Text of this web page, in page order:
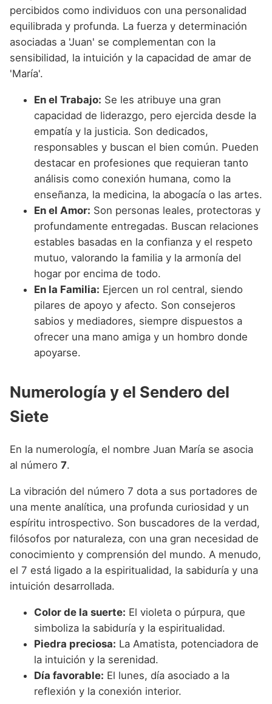
percibidos como individuos con una personalidad
equilibrada y profunda. La fuerza y determinación
asociadas a 'Juan' se complementan con la
sensibilidad, la intuición y la capacidad de amar de
'María'.
En el Trabajo: Se les atribuye una gran
capacidad de liderazgo, pero ejercida desde la
empatía y la justicia. Son dedicados,
responsables y buscan el bien común. Pueden
destacar en profesiones que requieran tanto
análisis como conexión humana, como la
enseñanza, la medicina, la abogacía o las artes.
En el Amor: Son personas leales, protectoras y
profundamente entregadas. Buscan relaciones
estables basadas en la confianza y el respeto
mutuo, valorando la familia y la armonía del
hogar por encima de todo.
En la Familia: Ejercen un rol central, siendo
pilares de apoyo y afecto. Son consejeros
sabios y mediadores, siempre dispuestos a
ofrecer una mano amiga y un hombro donde
apoyarse.
Numerología y el Sendero del
Siete
En la numerología, el nombre Juan María se asocia
al número 7.
La vibración del número 7 dota a sus portadores de
una mente analítica, una profunda curiosidad y un
espíritu introspectivo. Son buscadores de la verdad,
filósofos por naturaleza, con una gran necesidad de
conocimiento y comprensión del mundo. A menudo,
el 7 está ligado a la espiritualidad, la sabiduría y una
intuición desarrollada.
Color de la suerte: El violeta o púrpura, que
simboliza la sabiduría y la espiritualidad.
Piedra preciosa: La Amatista, potenciadora de
la intuición y la serenidad.
Día favorable: El lunes, día asociado a la
reflexión y la conexión interior.